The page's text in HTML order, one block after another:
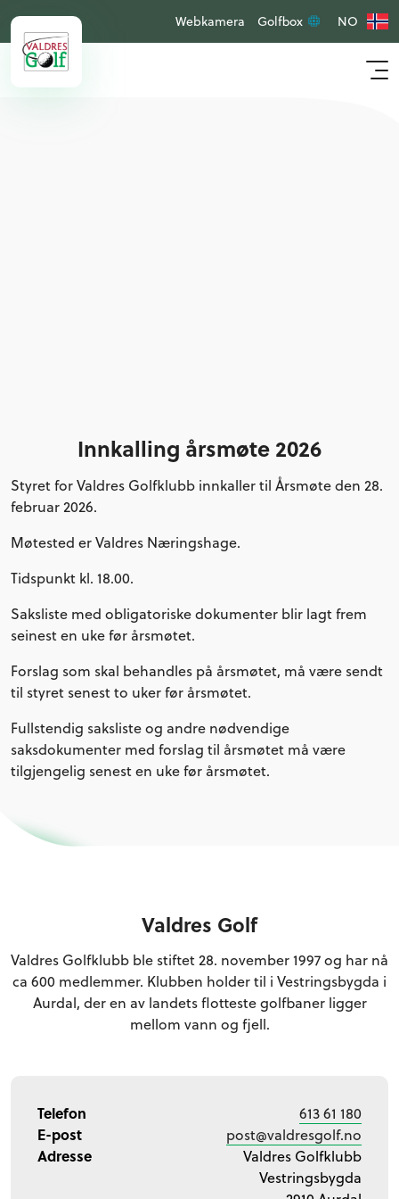
Webkamera Golfbox NO
Innkalling årsmøte 2026
Styret for Valdres Golfklubb innkaller til Årsmøte den 28.
februar 2026.
Møtested er Valdres Næringshage.
Tidspunkt kl. 18.00.
Saksliste med obligatoriske dokumenter blir lagt frem
seinest en uke før årsmøtet.
Forslag som skal behandles på årsmøtet, må være sendt
til styret senest to uker før årsmøtet.
Fullstendig saksliste og andre nødvendige
saksdokumenter med forslag til årsmøtet må være
tilgjengelig senest en uke før årsmøtet.
Valdres Golf
Valdres Golfklubb ble stiftet 28. november 1997 og har nå
ca 600 medlemmer. Klubben holder til i Vestringsbygda i
Aurdal, der en av landets flotteste golfbaner ligger
mellom vann og fjell.
Telefon 613 61 180
E-post post@valdresgolf.no
Adresse
Valdres Golfklubb
Vestringsbygda